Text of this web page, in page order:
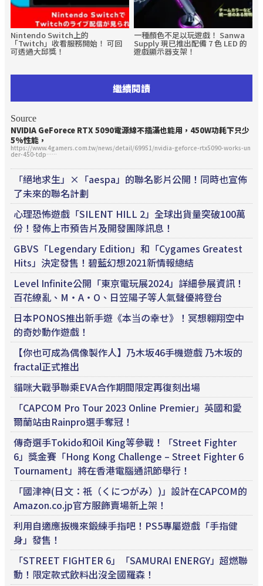
Nintendo Switch上的
「Twitch」收看服務開始！ 可回
可透過大邱獎！
一種顏色不足以玩遊戲！ Sanwa
Supply 現已推出配備 7 色 LED 的
遊戲顯示器支架！
繼續閱讀
Source
NVIDIA GeForece RTX 5090電源線不插滿也能用，450W功耗下只少
5%性能，
https://www.4gamers.com.tw/news/detail/69951/nvidia-geforce-rtx5090-works-un
der-450-tdp……
「絕地求生」×「aespa」的聯名影片公開！同時也宣佈
了未來的聯名計劃
心理恐怖遊戲「SILENT HILL 2」全球出貨量突破100萬
份！發佈上市預告片及開發團隊訊息！
GBVS「Legendary Edition」和「Cygames Greatest
Hits」決定發售！碧藍幻想2021新情報總結
Level Infinite公開「東京電玩展2024」詳細參展資訊！
百花繚亂、M・A・O、日笠陽子等人氣聲優將登台
日本PONOS推出新手遊《本当の幸せ》！冥想翱翔空中
的奇妙動作遊戲！
【你也可成為偶像製作人】乃木坂46手機遊戲 乃木坂的
fractal正式推出
貓咪大戰爭聯乘EVA合作期間限定再復刻出場
「CAPCOM Pro Tour 2023 Online Premier」英國和愛
爾蘭站由Rainpro選手奪冠！
傳奇選手Tokido和Oil King等參戰！「Street Fighter
6」獎金賽「Hong Kong Challenge – Street Fighter 6
Tournament」將在香港電腦通訊節舉行！
「國津神(日文：祇（くにつがみ）)」設計在CAPCOM的
Amazon.co.jp官方服飾賣場新上架！
利用自適應扳機來鍛練手指吧！PS5專屬遊戲「手指健
身」發售！
「STREET FIGHTER 6」「SAMURAI ENERGY」超燃聯
動！限定款式飲料出沒全國羅森！